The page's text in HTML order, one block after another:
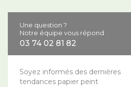
Une question ?
Notre équipe vous répond
03 74 02 81 82
Soyez informés des dernières
tendances papier peint